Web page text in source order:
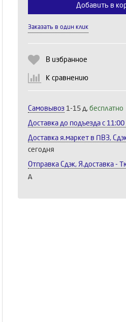
Добавить в
Заказать в один клик
В избранное
К сравнению
Самовывоз 1-15 д, бесплатно
Доставка до подъезда c
Доставка я.маркет в ПВЗ,
сегодня
Отправка Сдэк, Я.доставка -
д